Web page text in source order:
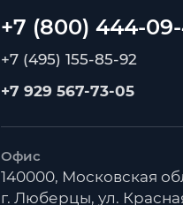
+7 (495) 155-85-92
+7 929 567-73-05
Офис
140000, Московская
г. Люберцы, ул.